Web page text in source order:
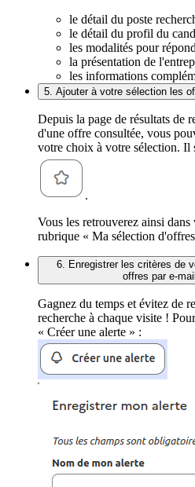
le détail du poste
le détail du profil du
les modalités pour
la présentation de
les informations
5. Ajouter à votre sélection les
Depuis la page de résultats de
d'une offre consultée, vous
votre choix à votre sélection.
.
Vous les retrouverez ainsi dans
rubrique « Ma sélection
6. Enregistrer les critères de
offres par e-
Gagnez du temps et évitez de
recherche à chaque visite !
« Créer une alerte » :